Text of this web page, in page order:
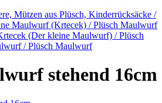
Mützen aus Plüsch, Kinderrücksäcke /
Maulwurf (Krtecek) / Plüsch Maulwurf
(Der kleine Maulwurf) / Plüsch
/ Plüsch Maulwurf
stehend 16cm